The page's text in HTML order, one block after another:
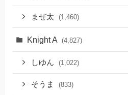
まぜ太 (1,460)
Knight A (4,827)
しゆん (1,022)
そうま (833)